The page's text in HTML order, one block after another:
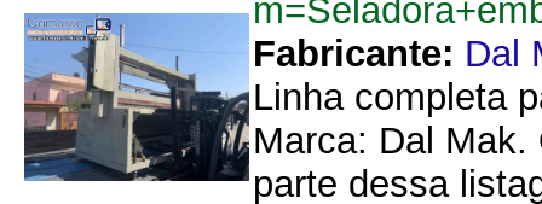
Fabricante: Dal
Linha completa
Marca: Dal
parte dessa